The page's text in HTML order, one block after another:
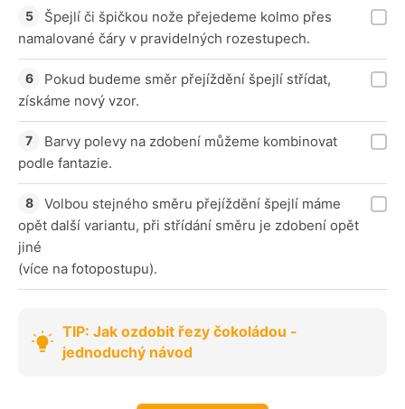
Špejlí či špičkou nože přejedeme kolmo přes
namalované čáry v pravidelných rozestupech.
Pokud budeme směr přejíždění špejlí střídat,
získáme nový vzor.
Barvy polevy na zdobení můžeme kombinovat
podle fantazie.
Volbou stejného směru přejíždění špejlí máme
opět další variantu, při střídání směru je zdobení opět
jiné
(více na fotopostupu).
TIP: Jak ozdobit řezy čokoládou -
jednoduchý návod